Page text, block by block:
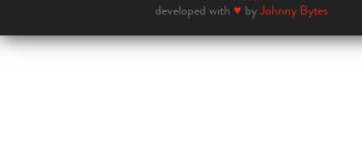
developed with ♥ byJohnny Bytes